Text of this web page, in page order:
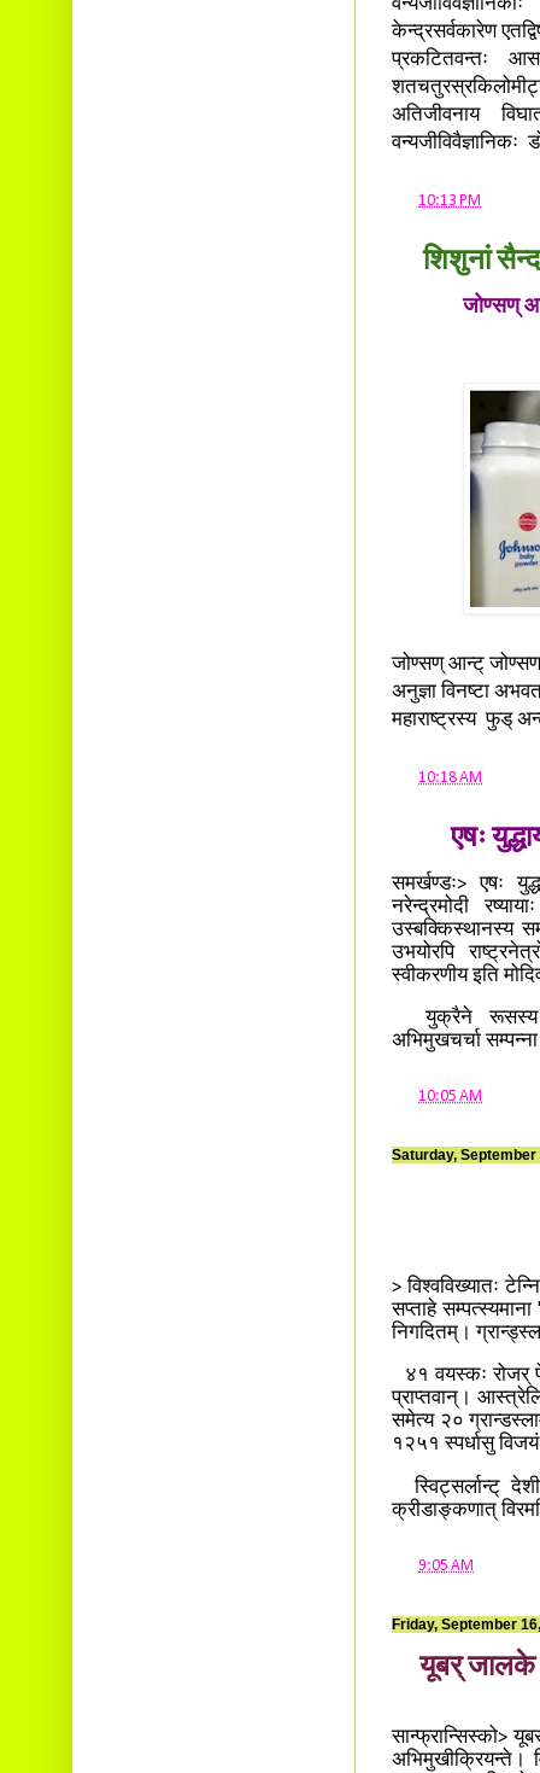
केन्द्रसर्वकारेण
प्रकटितवन्तः
अतिजीवनाय
वन्यजीविवैज्ञानिकः
10:13 PM
शिशुनां
जोण्सण्
जोण्सण् आन्ट्
अनुज्ञा विनष्टा
महाराष्ट्रस्य फुड्
10:18 AM
एषः
समर्खण्डः> एषः
नरेन्द्रमोदी
उस्बक्किस्थानस्य
उभयोरपि
स्वीकरणीय इति
युक्रैने रूसस्य
अभिमुखचर्चा
10:05 AM
Saturday, September
> विश्वविख्यातः
सप्ताहे
निगदितम्।
४१ वयस्कः रोजर्
प्राप्तवान्।
समेत्य २०
१२५१ स्पर्धासु
स्विट्सर्लान्ट्
क्रीडाङ्कणात्
9:05 AM
Friday, September
यूबर् जालके
सान्फ्रान्सिस्को>
अभिमुखीक्रियन्ते।